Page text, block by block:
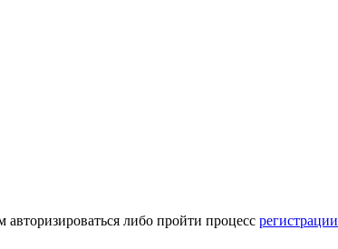
либо пройти процесс регистрации